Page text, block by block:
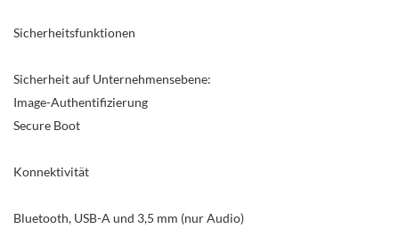
Sicherheitsfunktionen
Sicherheit auf Unternehmensebene:
Image-Authentifizierung
Secure Boot
Konnektivität
Bluetooth, USB-A und 3,5 mm (nur Audio)